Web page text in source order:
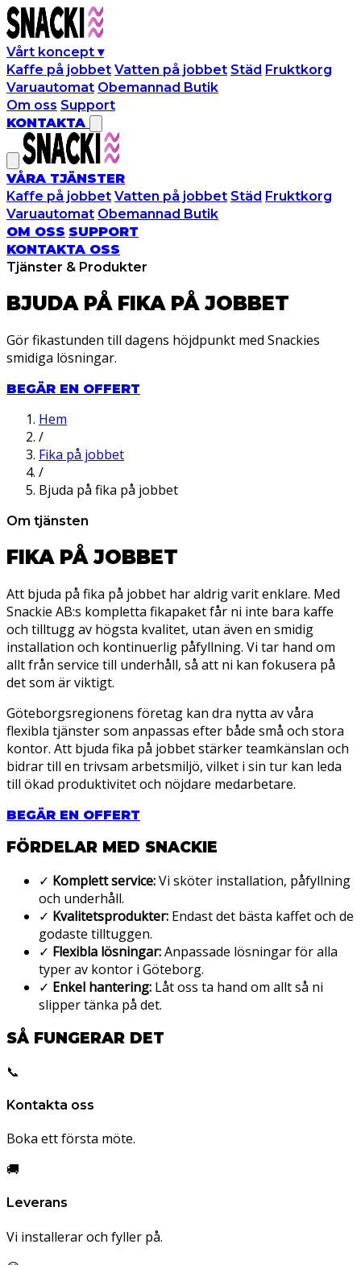
Vårt koncept ▾
Kaffe på jobbet Vatten på jobbet Städ Fruktkorg
Varuautomat Obemannad Butik
Om oss Support
KONTAKTA
VÅRA TJÄNSTER
Kaffe på jobbet Vatten på jobbet Städ Fruktkorg
Varuautomat Obemannad Butik
OM OSS SUPPORT
KONTAKTA OSS
Tjänster & Produkter
BJUDA PÅ FIKA PÅJOBBET
Gör fikastunden till dagens höjdpunkt med Snackies
smidiga lösningar.
BEGÄR EN OFFERT
Hem
/
Fika på jobbet
/
Bjuda på fika på jobbet
Om tjänsten
FIKA PÅ JOBBET
Att bjuda på fika på jobbet har aldrig varit enklare. Med
Snackie AB:s kompletta fikapaket får ni inte bara kaffe
och tilltugg av högsta kvalitet, utan även en smidig
installation och kontinuerlig påfyllning. Vi tar hand om
allt från service till underhåll, så att ni kan fokusera på
det som är viktigt.
Göteborgsregionens företag kan dra nytta av våra
flexibla tjänster som anpassas efter både små och stora
kontor. Att bjuda fika på jobbet stärker teamkänslan och
bidrar till en trivsam arbetsmiljö, vilket i sin tur kan leda
till ökad produktivitet och nöjdare medarbetare.
BEGÄR EN OFFERT
FÖRDELAR MED SNACKIE
✓ Komplett service:Vi sköter installation, påfyllning
och underhåll.
✓ Kvalitetsprodukter: Endast det bästa kaffet och de
godaste tilltuggen.
✓ Flexibla lösningar:Anpassade lösningar för alla
typer av kontor i Göteborg.
✓ Enkel hantering: Låt oss ta hand om allt så ni
slipper tänka på det.
SÅ FUNGERAR DET
📞
Kontakta oss
Boka ett första möte.
🚚
Leverans
Vi installerar och fyller på.